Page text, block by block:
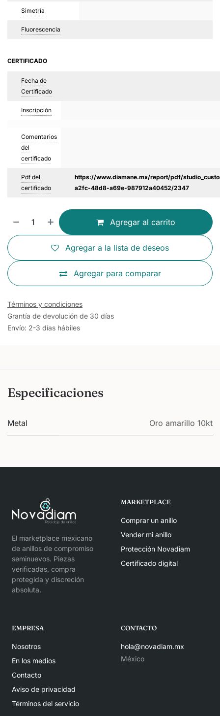
Simetría
Fluorescencia
CERTIFICADO
Fecha de
Certificado
Inscripción
Comentarios
del
certificado
Pdf del
certificado
https://www.diamane.mx/report/pdf/
a2fc-48d8-a69e-987912a40452/2347
Agregar al carrito
Agregar para comparar
Agregar a la lista de deseos
Términos y condiciones
Grantía de devolución de 30 días
Envío: 2-3 días hábiles
Especificaciones
Metal Oro amarillo 10kt
El marketplace mexicano
de anillos de compromiso
seminuevos. Piezas
verificadas, compra
protegida y discreción
absoluta.
MARKETPLACE
Comprar un anillo
Vender mi anillo
Protección Novadiam
Certificado digital
EMPRESA
Nosotros
En los medios
Contacto
Aviso de privacidad
Términos del servicio
CONTACTO
hola@novadiam.mx
México